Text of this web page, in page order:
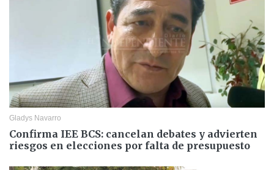
Gladys Navarro
Confirma IEE BCS: cancelan debates y advierten
riesgos en elecciones por falta de presupuesto